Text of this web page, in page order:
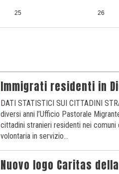
25 26
Immigrati residenti in
DATI STATISTICI SUI CITTADINI
diversi anni l’Ufficio Pastorale
cittadini stranieri residenti nei comuni
volontaria in servizio…
Nuovo logo Caritas